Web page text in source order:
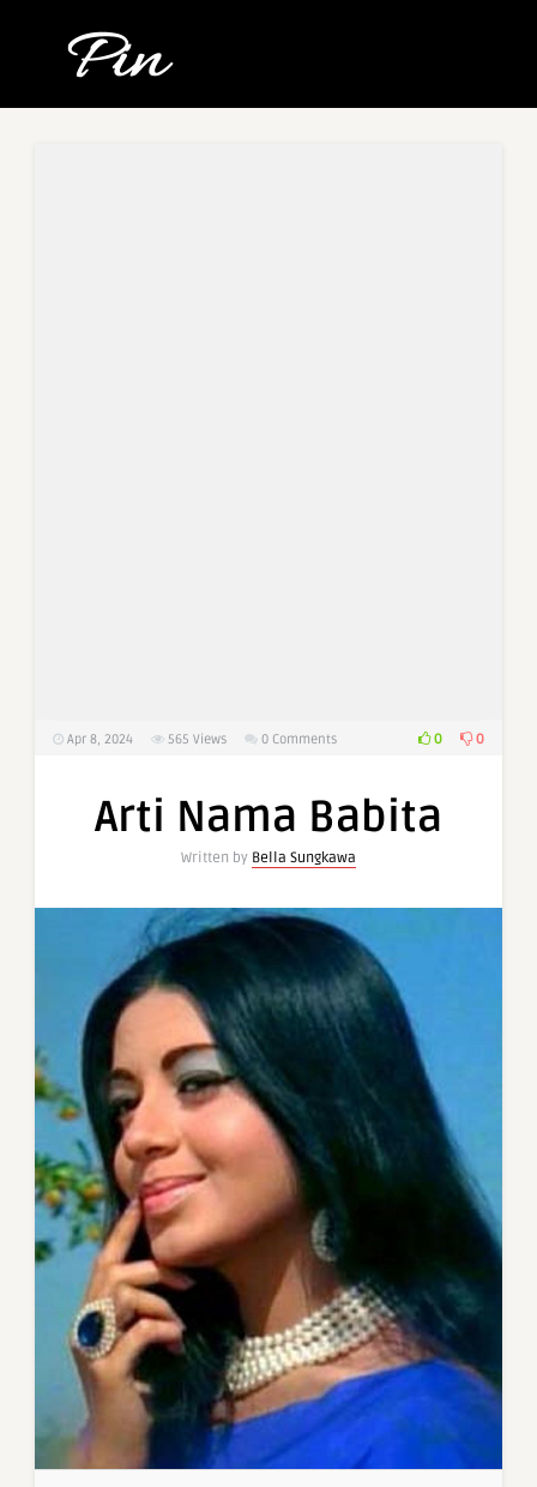
Apr 8, 2024 565 Views 0 Comments 0 0
Arti Nama Babita
Written by Bella Sungkawa